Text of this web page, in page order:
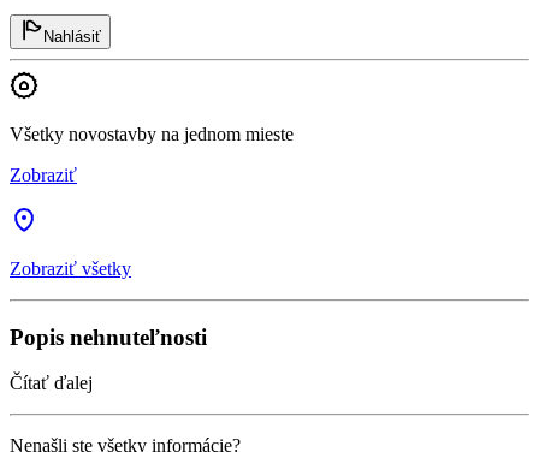
Nahlásiť
Všetky novostavby na jednom mieste
Zobraziť
Zobraziť všetky
Popis nehnuteľnosti
Čítať ďalej
Nenašli ste všetky informácie?